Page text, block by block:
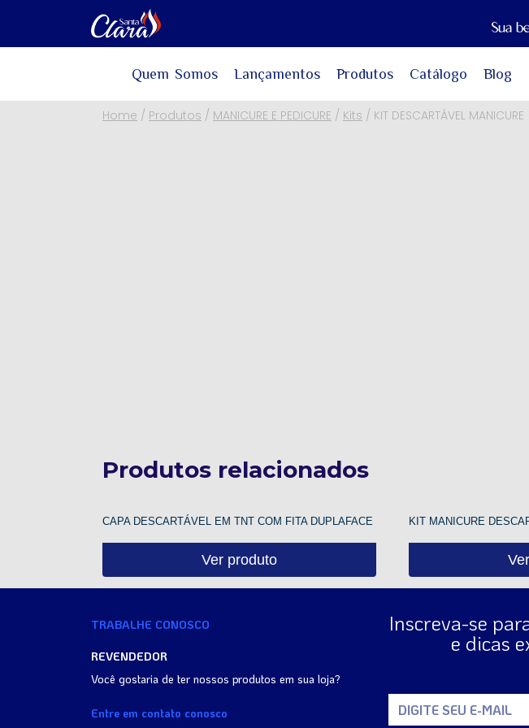
Quem Somos Lançamentos Produtos Catálogo Blog
Home / Produtos / MANICURE E PEDICURE / Kits / KIT DESCARTÁVEL MANICURE
Produtos relacionados
CAPA DESCARTÁVEL EM TNT COM FITA DUPLAFACE
Ver produto
KIT MANICURE
TRABALHE CONOSCO
REVENDEDOR
Você gostaria de ter nossos produtos em sua loja?
Entre em contato conosco
Inscreva-se
e dicas